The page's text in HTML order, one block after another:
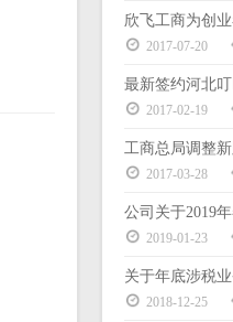
欣飞工商为创
2017-07-20
2017-02-19
2017-03-28
公司关于2019
2019-01-23
关于年底涉税
2018-12-25